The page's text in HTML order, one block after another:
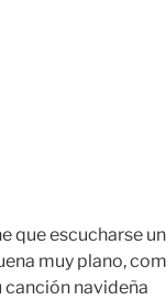
que escucharse
muy plano,
navideña